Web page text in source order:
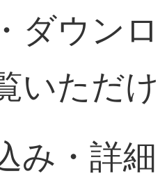
ダウン
いただ
み・詳